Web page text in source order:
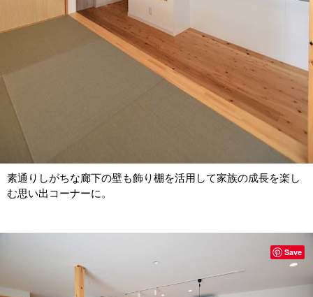
素通りしがちな廊下の壁も飾り棚を活用して家族の成長を楽し
む思い出コーナーに。
Save